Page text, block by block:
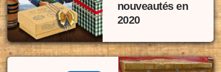
nouveautés en
2020